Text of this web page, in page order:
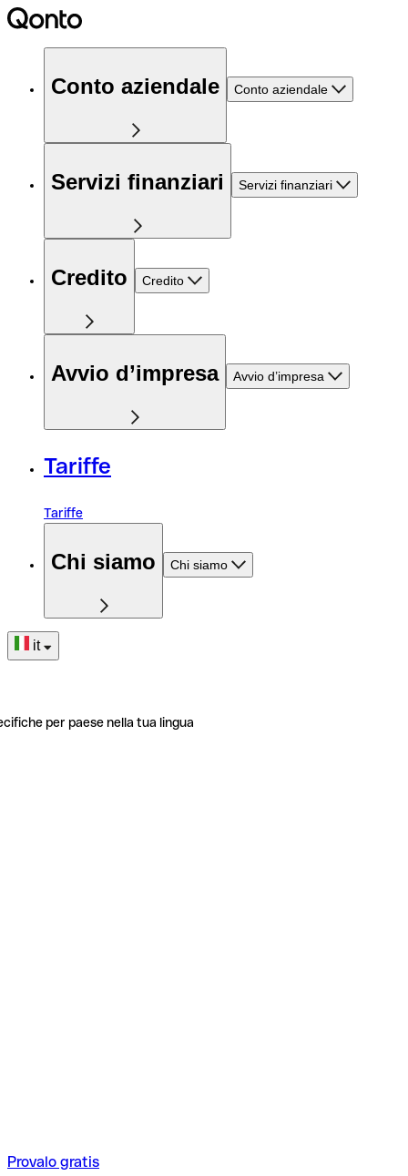
Conto aziendale Conto aziendale
Servizi finanziari Servizi finanziari
Credito Credito
Avvio d’impresa Avvio d’impresa
Tariffe
Tariffe
Chi siamo Chi siamo
it
per paese nella tua lingua
Provalo gratis